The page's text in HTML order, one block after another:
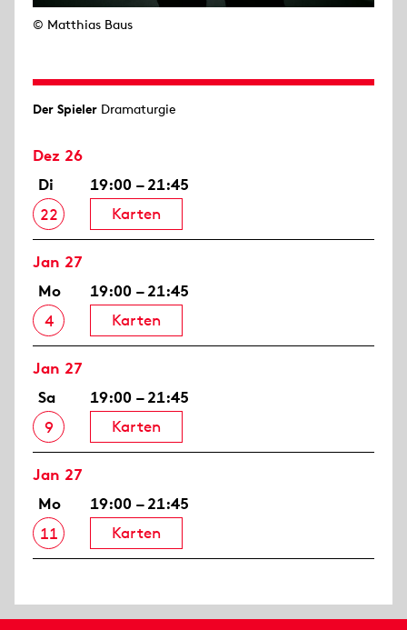
© Matthias Baus
Der Spieler Dramaturgie
Dez 26
Di
22
19:00 – 21:45
Karten
Jan 27
Mo
4
19:00 – 21:45
Karten
Jan 27
Sa
9
19:00 – 21:45
Karten
Jan 27
Mo
11
19:00 – 21:45
Karten